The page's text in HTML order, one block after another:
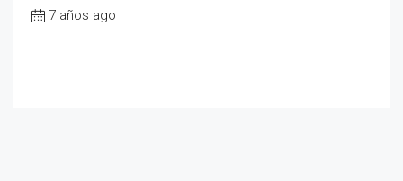
7 años ago